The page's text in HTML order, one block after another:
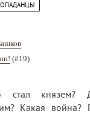
(#19)
князем?
Какая